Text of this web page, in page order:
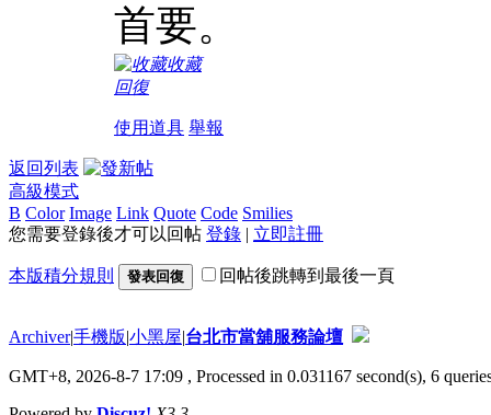
首要。
收藏
回復
使用道具 舉報
返回列表
高級模式
B Color Image Link Quote Code Smilies
您需要登錄後才可以回帖 登錄 | 立即註冊
本版積分規則 發表回復 回帖後跳轉到最後一頁
Archiver|手機版|小黑屋|台北市當舖服務論壇
GMT+8, 2026-8-7 17:09 , Processed in 0.031167 second(s), 6